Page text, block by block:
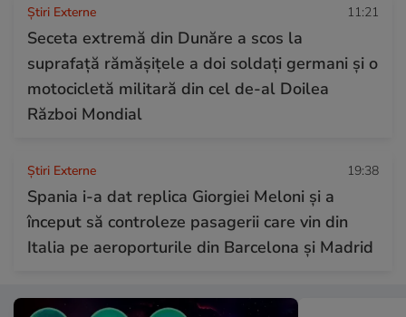
Știri Externe 11:21
Seceta extremă din Dunăre a scos la
suprafață rămășițele a doi soldați germani și o
motocicletă militară din cel de-al Doilea
Război Mondial
Știri Externe 19:38
Spania i-a dat replica Giorgiei Meloni și a
început să controleze pasagerii care vin din
Italia pe aeroporturile din Barcelona și Madrid